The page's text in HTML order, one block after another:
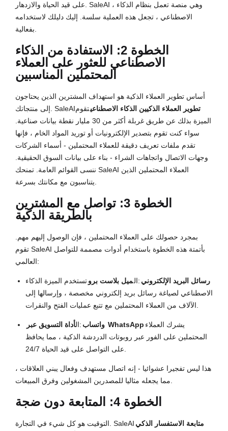
على قيد الحياة والازدهار. SaleAI ، وهي منصة تعمل بنظام الذكاء
الاصطناعي ، تجعل هذه العملية سلسة. إليك دليلك لاستخدامه
بفعالية.
الخطوة 2: الاستفادة من الذكاء
الاصطناعي للعثور على العملاء
المحتملين المناسبين
أساس تطوير العملاء الذكية هو استهداف المشترين الذين يحتاجون
إلى منتجاتك. SaleAI
تطوير العملاء الذكيين الذكاء الاصطناعيتقوم
الميزة بذلك عن طريق غربلة أكثر من 30 مليار نقطة بيانات صناعية.
سواء كنت تقوم بتصدير الإلكترونيات أو توريد المواد الخام ، فإنها
تقدم ملفات تعريف دقيقة للعملاء المحتملين - أسماء الشركات
وجهات الاتصال واتجاهات الشراء - بناء على بيانات السوق الحقيقية.
ننسى القوائم العامة. تمنحك SaleAI العملاء المحتملين الذين
يتناسبون مع مكانتك بسرعة.
الخطوة 3: تواصل مع المشترين
بالطريقة الذكية
بمجرد حصولك على العملاء المحتملين ، فإن الوصول إليهم مهم.
تقوم SaleAI بأتمتة هذه الخطوة باستخدام أدوات مصممة للتواصل
العالمي:
رسائل البريد الإلكتروني :الميل بلاست بروتستخدم الميزة الذكاء
الاصطناعي لصياغة رسائل بريد إلكتروني مخصصة ، وإرسالها إلى
الآلاف من العملاء المحتملين مع تتبع عمليات الفتح والنقرات.
واتساب :ال أداة التسويق عبر WhatsApp يشرك العملاء
المحتملين على الفور عبر روبوتات الدردشة الذكية ، مما يحافظ
على التواصل على قيد الحياة 24/7.
هذا ليس تفجيرا عشوائيا - إنه اتصال مستهدف وفعال يبني العلاقات ،
مما يجعله مثاليا للمصدرين المشغولين وفرق المبيعات.
الخطوة 4: المتابعة دون ضجة
التوقيت هو كل شيء في التجارة. SaleAI متابعة الاستفسار الذكي